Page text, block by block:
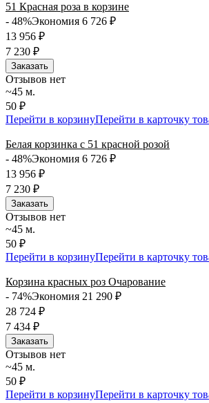
51 Красная роза в корзине
- 48%Экономия 6 726 ₽
13 956 ₽
7 230 ₽
Заказать
Отзывов нет
~45 м.
50 ₽
Перейти в корзинуПерейти в карточку
Белая корзинка с 51 красной розой
- 48%Экономия 6 726 ₽
13 956 ₽
7 230 ₽
Заказать
Отзывов нет
~45 м.
50 ₽
Перейти в корзинуПерейти в карточку
Корзина красных роз Очарование
- 74%Экономия 21 290 ₽
28 724 ₽
7 434 ₽
Заказать
Отзывов нет
~45 м.
50 ₽
Перейти в корзинуПерейти в карточку